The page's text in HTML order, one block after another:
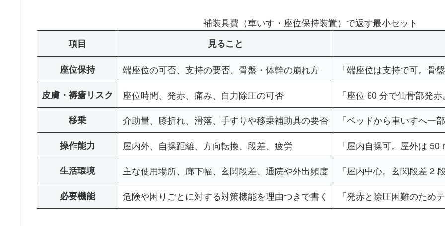
補装具費（車いす・座位保持装置）で返す最小セット
項目
見ること
座位保持 端座位の可否、支持の要否、骨盤・体幹の崩れ方
「端座位は支持で可。骨
皮膚・褥瘡リスク
座位時間、発赤、痛み、自力除圧の可否
「座位 60 分で仙骨部発
移乗
介助量、膝折れ、滑落、手すりや移乗補助具の要否
「ベッドから車いすへ一
操作能力
屋内外、自操距離、方向転換、段差、疲労
「屋内自操可。屋外は
生活環境
主な使用場所、廊下幅、玄関段差、通院や外出頻度
「屋内中心。玄関段差 2
必要機能
危険や困りごとに対する対策機能を理由つきで書く 「発赤と除圧困難のため